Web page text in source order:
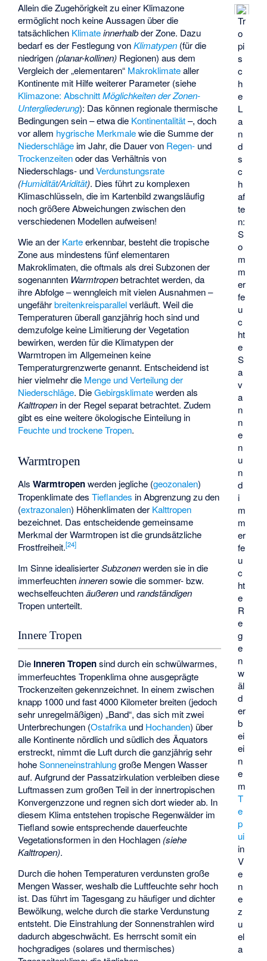
Tr
o
pi
s
c
h
e
L
a
n
d
s
c
h
af
te
n:
S
o
m
m
er
fe
u
c
ht
e
S
a
v
a
n
n
e
n
u
n
d
i
m
m
er
fe
u
c
ht
e
R
e
g
e
n
w
äl
d
er
b
ei
ei
n
e
m
T
e
p
ui
in
V
e
n
e
z
u
el
a
Allein die Zugehörigkeit zu einer Klimazone
ermöglicht noch keine Aussagen über die
tatsächlichen Klimate innerhalbder Zone. Dazu
bedarf es der Festlegung vonKlimatypen (für die
niedrigen (planar-kollinen) Regionen) aus dem
Vergleich der „elementaren“ Makroklimatealler
Kontinente mit Hilfe weiterer Parameter (siehe
Klimazone: AbschnittMöglichkeiten der Zonen-
Untergliederung): Das können regionale thermische
Bedingungen sein – etwa die Kontinentalität–, doch
vor allem hygrische Merkmalewie die Summe der
Niederschläge im Jahr, die Dauer von Regen- und
Trockenzeitenoder das Verhältnis von
Niederschlags- undVerdunstungsrate
(Humidität/Aridität). Dies führt zu komplexen
Klimaschlüsseln, die im Kartenbild zwangsläufig
noch größere Abweichungen zwischen den
verschiedenen Modellen aufweisen!
Wie an der Karteerkennbar, besteht die tropische
Zone aus mindestens fünf elementaren
Makroklimaten, die oftmals als drei Subzonen der
sogenannten Warmtropenbetrachtet werden, da
ihre Abfolge – wenngleich mit vielen Ausnahmen –
ungefährbreitenkreisparallelverläuft. Weil die
Temperaturen überall ganzjährig hoch sind und
demzufolge keine Limitierung der Vegetation
bewirken, werden für die Klimatypen der
Warmtropen im Allgemeinen keine
Temperaturgrenzwerte genannt. Entscheidend ist
hier vielmehr die Menge und Verteilung der
Niederschläge. DieGebirgsklimatewerden als
Kalttropen in der Regel separat betrachtet. Zudem
gibt es eine weitere ökologische Einteilung in
Feuchte und trockene Tropen.
Warmtropen
AlsWarmtropenwerden jegliche (geozonalen)
Tropenklimate desTieflandes in Abgrenzung zu den
(extrazonalen) Höhenklimaten der Kalttropen
bezeichnet. Das entscheidende gemeinsame
Merkmal der Warmtropen ist die grundsätzliche
Frostfreiheit.[24]
Im Sinne idealisierterSubzonenwerden sie in die
immerfeuchteninnerensowie die sommer- bzw.
wechselfeuchtenäußeren undrandständigen
Tropen unterteilt.
Innere Tropen
Die inneren Tropensind durch ein schwülwarmes,
immerfeuchtes Tropenklima ohne ausgeprägte
Trockenzeiten gekennzeichnet. In einem zwischen
knapp 1000 und fast 4000 Kilometer breiten (jedoch
sehr unregelmäßigen) „Band“, das sich mit zwei
Unterbrechungen (Ostafrika und Hochanden) über
alle Kontinente nördlich und südlich des Äquators
erstreckt, nimmt die Luft durch die ganzjährig sehr
hoheSonneneinstrahlunggroße Mengen Wasser
auf. Aufgrund der Passatzirkulation verbleiben diese
Luftmassen zum großen Teil in der innertropischen
Konvergenzzone und regnen sich dort wieder ab. In
diesem Klima entstehen tropische Regenwälder im
Tiefland sowie entsprechende dauerfeuchte
Vegetationsformen in den Hochlagen (siehe
Kalttropen).
Durch die hohen Temperaturen verdunsten große
Mengen Wasser, weshalb die Luftfeuchte sehr hoch
ist. Das führt im Tagesgang zu häufiger und dichter
Bewölkung, welche durch die starke Verdunstung
entsteht. Die Einstrahlung der Sonnenstrahlen wird
dadurch abgeschwächt. Es herrscht somit ein
hochgradiges (solares und thermisches)